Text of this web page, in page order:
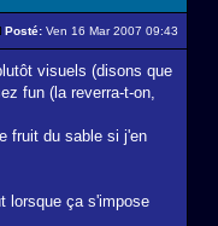
Posté: Ven 16 Mar 2007 09:43
visuels (disons que
fun (la reverra-t-on,
fruit du sable si j'en
lorsque ça s'impose